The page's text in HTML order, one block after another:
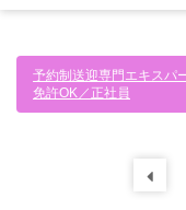
予約制送迎専門エキス
免許OK／正社員